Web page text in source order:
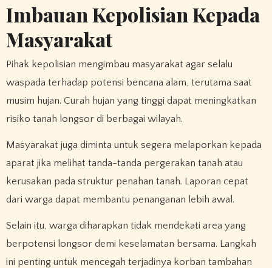
Imbauan Kepolisian Kepada
Masyarakat
Pihak kepolisian mengimbau masyarakat agar selalu
waspada terhadap potensi bencana alam, terutama saat
musim hujan. Curah hujan yang tinggi dapat meningkatkan
risiko tanah longsor di berbagai wilayah.
Masyarakat juga diminta untuk segera melaporkan kepada
aparat jika melihat tanda-tanda pergerakan tanah atau
kerusakan pada struktur penahan tanah. Laporan cepat
dari warga dapat membantu penanganan lebih awal.
Selain itu, warga diharapkan tidak mendekati area yang
berpotensi longsor demi keselamatan bersama. Langkah
ini penting untuk mencegah terjadinya korban tambahan